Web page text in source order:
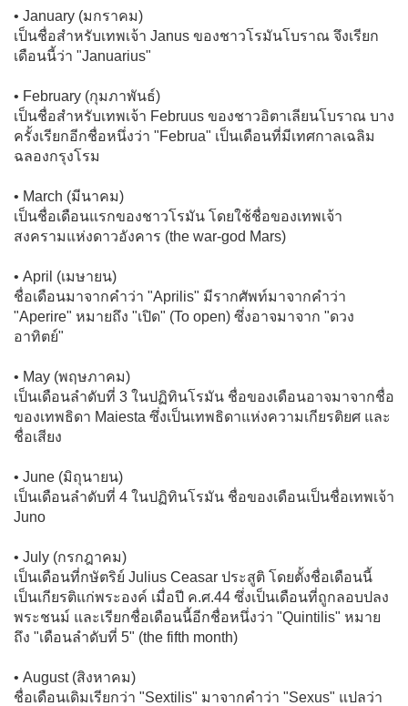
• January (มกราคม)
เป็นชื่อสำหรับเทพเจ้า Janus ของชาวโรมันโบราณ จึงเรียก
เดือนนี้ว่า "Januarius"
• February (กุมภาพันธ์)
เป็นชื่อสำหรับเทพเจ้า Februus ของชาวอิตาเลียนโบราณ บาง
ครั้งเรียกอีกชื่อหนึ่งว่า "Februa" เป็นเดือนที่มีเทศกาลเฉลิม
ฉลองกรุงโรม
• March (มีนาคม)
เป็นชื่อเดือนแรกของชาวโรมัน โดยใช้ชื่อของเทพเจ้า
สงครามแห่งดาวอังคาร (the war-god Mars)
• April (เมษายน)
ชื่อเดือนมาจากคำว่า "Aprilis" มีรากศัพท์มาจากคำว่า
"Aperire" หมายถึง "เปิด" (To open) ซึ่งอาจมาจาก "ดวง
อาทิตย์"
• May (พฤษภาคม)
เป็นเดือนลำดับที่ 3 ในปฏิทินโรมัน ชื่อของเดือนอาจมาจากชื่อ
ของเทพธิดา Maiesta ซึ่งเป็นเทพธิดาแห่งความเกียรติยศ และ
ชื่อเสียง
• June (มิถุนายน)
เป็นเดือนลำดับที่ 4 ในปฏิทินโรมัน ชื่อของเดือนเป็นชื่อเทพเจ้า
Juno
• July (กรกฎาคม)
เป็นเดือนที่กษัตริย์ Julius Ceasar ประสูติ โดยตั้งชื่อเดือนนี้
เป็นเกียรติแก่พระองค์ เมื่อปี ค.ศ.44 ซึ่งเป็นเดือนที่ถูกลอบปลง
พระชนม์ และเรียกชื่อเดือนนี้อีกชื่อหนึ่งว่า "Quintilis" หมาย
ถึง "เดือนลำดับที่ 5" (the fifth month)
• August (สิงหาคม)
ชื่อเดือนเดิมเรียกว่า "Sextilis" มาจากคำว่า "Sexus" แปลว่า